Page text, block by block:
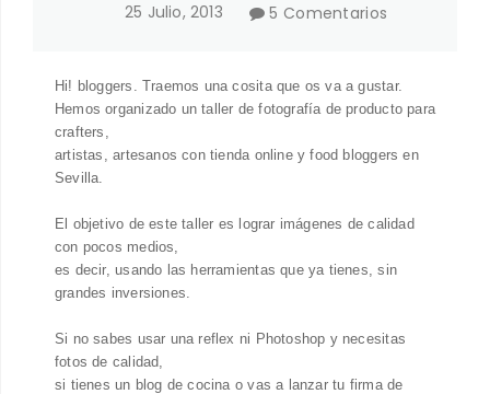
25 Julio, 2013 5 Comentarios
Hi! bloggers. Traemos una cosita que os va a gustar.
Hemos organizado un taller de fotografía de producto para
crafters,
artistas, artesanos con tienda online y food bloggers en
Sevilla.
El objetivo de este taller es lograr imágenes de calidad
con pocos medios,
es decir, usando las herramientas que ya tienes, sin
grandes inversiones.
Si no sabes usar una reflex ni Photoshop y necesitas
fotos de calidad,
si tienes un blog de cocina o vas a lanzar tu firma de